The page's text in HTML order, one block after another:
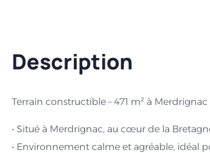
Description
Terrain constructible – 471 m² à Merdrignac
• Situé à Merdrignac, au cœur de la
• Environnement calme et agréable, idéal